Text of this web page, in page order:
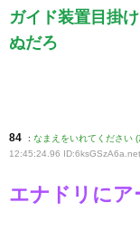
ガイド装置目掛
ぬだろ
84 : なまえをいれてください
12:45:24.96 ID:6ksGSzA6a .net
エナドリにア